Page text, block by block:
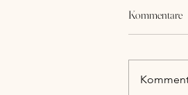
Kommentare